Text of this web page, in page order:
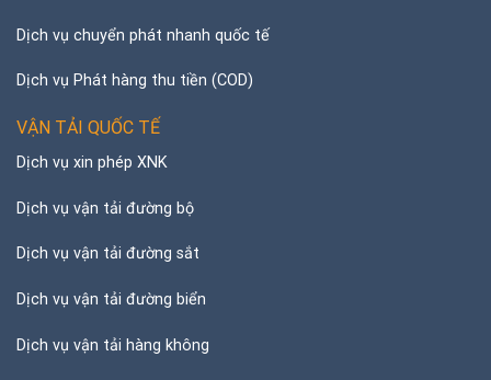
Dịch vụ chuyển phát nhanh quốc tế
Dịch vụ Phát hàng thu tiền (COD)
VẬN TẢI QUỐC TẾ
Dịch vụ xin phép XNK
Dịch vụ vận tải đường bộ
Dịch vụ vận tải đường sắt
Dịch vụ vận tải đường biển
Dịch vụ vận tải hàng không